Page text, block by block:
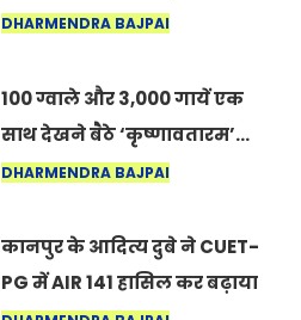
का वह अनकहा अध्याय जो आज भी
DHARMENDRA BAJPAI
100 ग्वाले और 3,000 गायें एक
साथ देखने बैठे ‘कृष्णावतारम’…
नागपुर में दिखा ऐसा नज़ारा कि
कर सकते हैं”
DHARMENDRA BAJPAI
कानपुर के आदित्य दुबे ने CUET-
PG में AIR 141 हासिल कर बढ़ाया